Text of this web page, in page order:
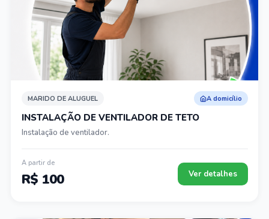
MARIDO DE ALUGUEL A domicílio
INSTALAÇÃO DE VENTILADOR DE TETO
Instalação de ventilador.
A partir de
R$ 100 Ver detalhes